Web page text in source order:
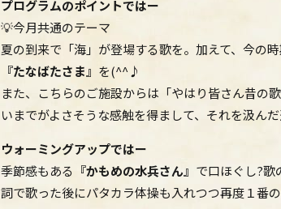
プログラムのポイントではー
💡今月共通のテーマ
夏の到来で「海」が登場する歌を。加えて、今の
『たなばたさま』 を(^^♪
また、こちらのご施設からは「やはり皆さん昔の
いまでがよさそうな感触を得まして、それを汲んだ
ウォーミングアップではー
季節感もある 『かもめの水兵さん』 で口ほぐし?歌
詞で歌った後にパタカラ体操も入れつつ再度１番